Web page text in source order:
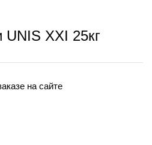
UNIS XXI 25кг
на сайте